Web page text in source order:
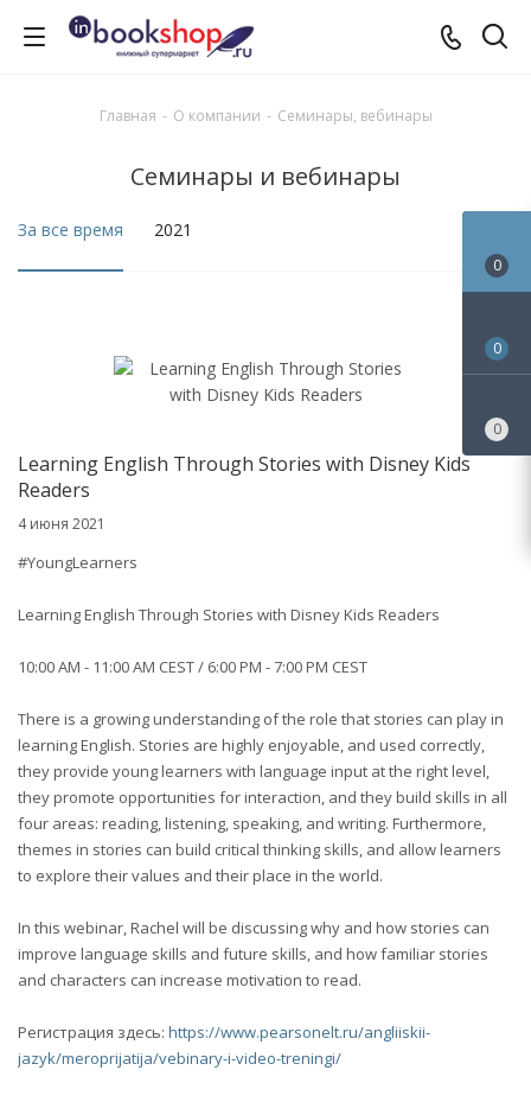
Главная - О компании - Семинары, вебинары
Семинары и вебинары
За все время 2021
Learning English Through Stories with Disney Kids
Readers
4 июня 2021
#YoungLearners
Learning English Through Stories with Disney Kids Readers
10:00 AM - 11:00 AM CEST / 6:00 PM - 7:00 PM CEST
There is a growing understanding of the role that stories can play in
learning English. Stories are highly enjoyable, and used correctly,
they provide young learners with language input at the right level,
they promote opportunities for interaction, and they build skills in all
four areas: reading, listening, speaking, and writing. Furthermore,
themes in stories can build critical thinking skills, and allow learners
to explore their values and their place in the world.
In this webinar, Rachel will be discussing why and how stories can
improve language skills and future skills, and how familiar stories
and characters can increase motivation to read.
Регистрация здесь: https://www.pearsonelt.ru/angliiskii-
jazyk/meroprijatija/vebinary-i-video-treningi/
0
0
0